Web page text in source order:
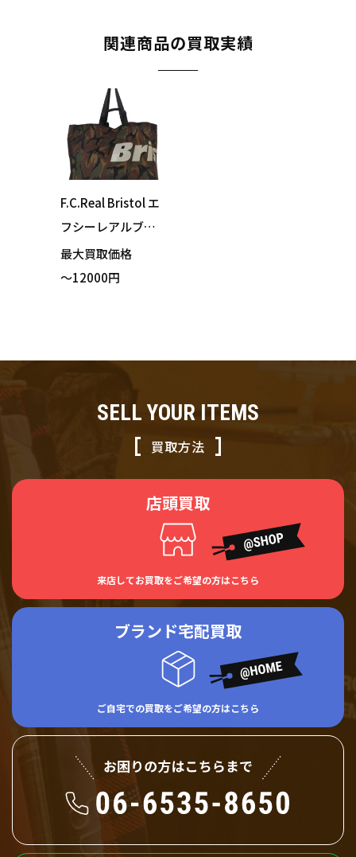
関連商品の買取実績
F.C.Real Bristol エ
フシーレアルブリ
ストル × FR2 GOL
F トートバッグ カ
最大買取価格
～12000円
SELL YOUR ITEMS
買取方法
店頭買取
来店してお買取をご希望の方はこちら
ブランド宅配買取
ご自宅での買取をご希望の方はこちら